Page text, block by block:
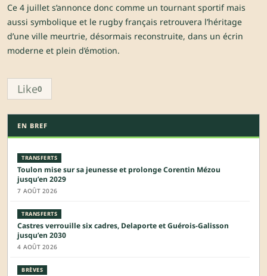
Ce 4 juillet s’annonce donc comme un tournant sportif mais
aussi symbolique et le rugby français retrouvera l’héritage
d’une ville meurtrie, désormais reconstruite, dans un écrin
moderne et plein d’émotion.
Like0
EN BREF
TRANSFERTS
Toulon mise sur sa jeunesse et prolonge Corentin Mézou
jusqu’en 2029
7 AOÛT 2026
TRANSFERTS
Castres verrouille six cadres, Delaporte et Guérois-Galisson
jusqu’en 2030
4 AOÛT 2026
BRÈVES